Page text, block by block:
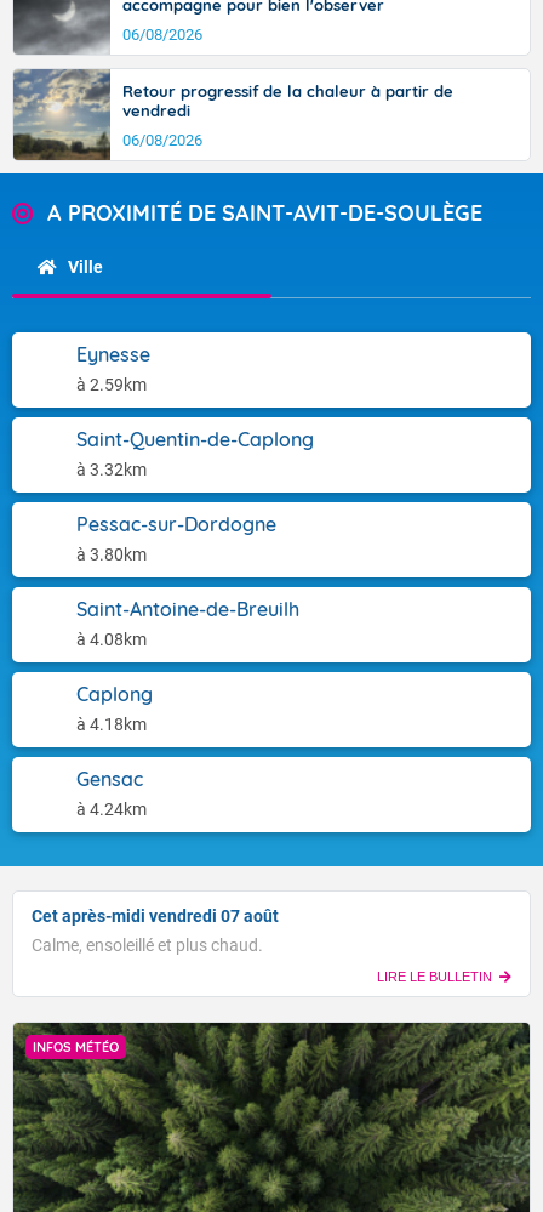
accompagne pour bien l'observer
06/08/2026
Retour progressif de la chaleur à partir de
vendredi
06/08/2026
A PROXIMITÉ DE SAINT-AVIT-DE-SOULÈGE
Ville
Eynesse
à 2.59km
Saint-Quentin-de-Caplong
à 3.32km
Pessac-sur-Dordogne
à 3.80km
Saint-Antoine-de-Breuilh
à 4.08km
Caplong
à 4.18km
Gensac
à 4.24km
Cet après-midi vendredi 07 août
Calme, ensoleillé et plus chaud.
LIRE LE BULLETIN
INFOS MÉTÉO